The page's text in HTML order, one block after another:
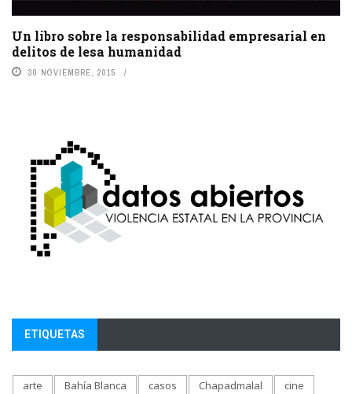
Un libro sobre la responsabilidad empresarial en
delitos de lesa humanidad
30 NOVIEMBRE, 2015
ETIQUETAS
arte Bahía Blanca casos Chapadmalal
cine